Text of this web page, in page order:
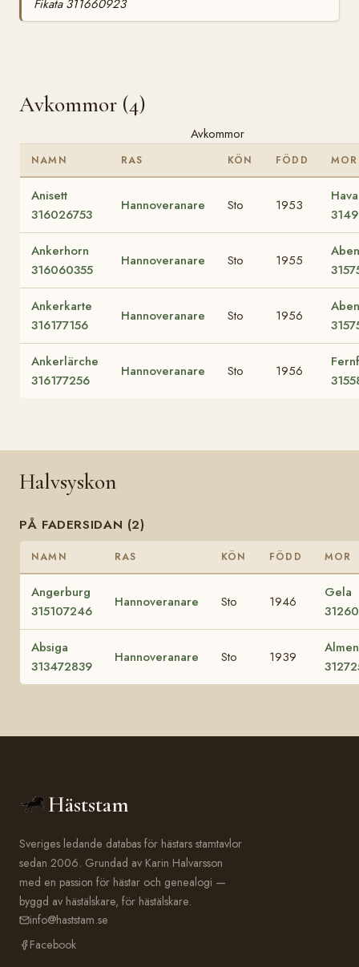
Fikata 311660923
Avkommor (4)
Avkommor
NAMN RAS KÖN FÖDD MOR
Anisett
316026753
Hannoveranare Sto 1953
Ankerhorn
316060355
Hannoveranare Sto 1955
Ankerkarte
316177156
Hannoveranare Sto 1956
Ankerlärche
316177256
Hannoveranare Sto 1956
Halvsyskon
PÅ FADERSIDAN (2)
NAMN RAS KÖN FÖDD MOR
Angerburg
315107246
Hannoveranare Sto 1946
Gela
Absiga
313472839
Hannoveranare Sto 1939
Häststam
Sveriges ledande databas för hästars stamtavlor
sedan 2006. Grundad av Karin Halvarsson
med en passion för hästar och genealogi —
byggd av hästälskare, för hästälskare.
info@haststam.se
Facebook